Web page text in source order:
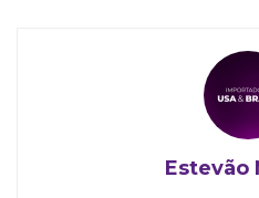
Estevão